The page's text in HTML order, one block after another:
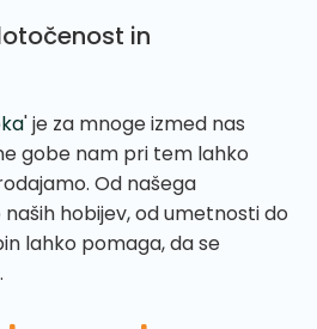
in
' je za mnoge izmed nas
gobe nam pri tem lahko
Od našega
hobijev, od umetnosti do
lahko pomaga, da se